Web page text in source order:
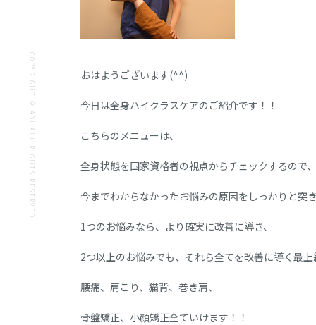
COPYRIGHT © AOI ALL RIGHTS RESERVED. おはようございます(^^)
今日は全身ハイクラスケアのご紹介です！！
こちらのメニューは、
全身状態を国家資格者の視点からチェックするので、
今までわからなかったお悩みの原因をしっかりと突
1つのお悩みなら、より確実に改善に導き、
2つ以上のお悩みでも、それら全てを改善に導く最
腰痛、肩こり、猫背、巻き肩、
骨盤矯正、小顔矯正全ていけます！！